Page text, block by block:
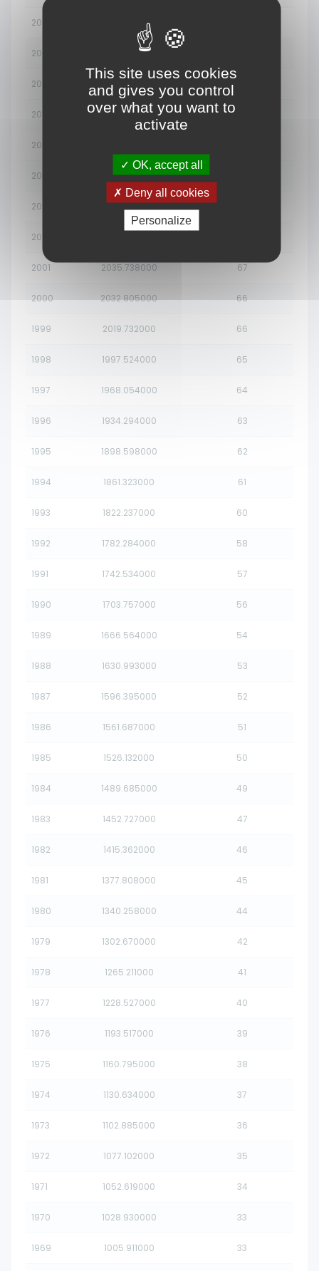
2009 1990.135000
2008 1987.130000
2007 1986.926000
2006 1989.933000
2005
2004 2005.953000
2003 2018.355000
2002
2001 2035.738000 67
2000 2032.805000 66
1999 2019.732000 66
1998 1997.524000 65
1997 1968.054000 64
1996 1934.294000 63
1995 1898.598000 62
1994 1861.323000 61
1993 1822.237000 60
1992 1782.284000 58
1991 1742.534000 57
1990 1703.757000 56
1989 1666.564000 54
1988 1630.993000 53
1987 1596.395000 52
1986 1561.687000 51
1985 1526.132000 50
1984 1489.685000 49
1983 1452.727000 47
1982 1415.362000 46
1981 1377.808000 45
1980 1340.258000 44
1979 1302.670000 42
1978 1265.211000 41
1977 1228.527000 40
1976 1193.517000 39
1975 1160.795000 38
1974 1130.634000 37
1973 1102.885000 36
1972 1077.102000 35
1971 1052.619000 34
1970 1028.930000 33
1969 1005.911000 33
This site uses cookies
and gives you control
over what you want to
activate
OK, accept all
Deny all cookies
Personalize